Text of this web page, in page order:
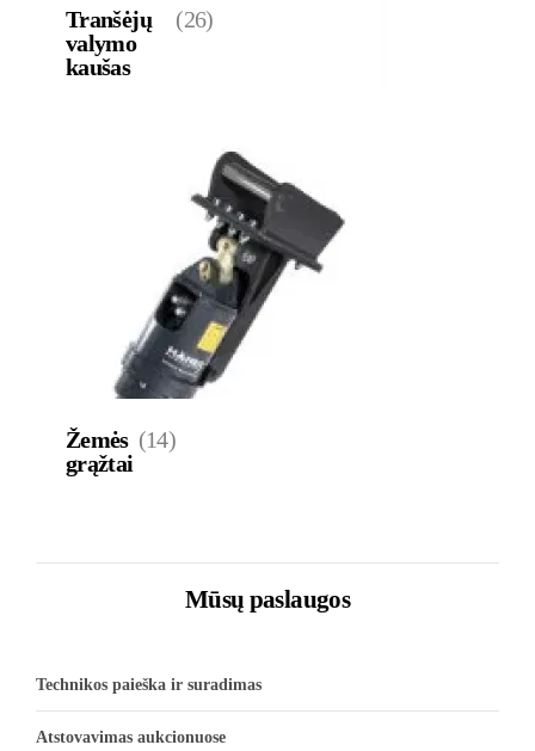
Tranšėjų
valymo
kaušas
(26)
Žemės
grąžtai
(14)
Mūsų paslaugos
Technikos paieška ir suradimas
Atstovavimas aukcionuose